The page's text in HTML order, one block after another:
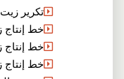
تكرير
خط إنتاج
خط
خط إنتاج